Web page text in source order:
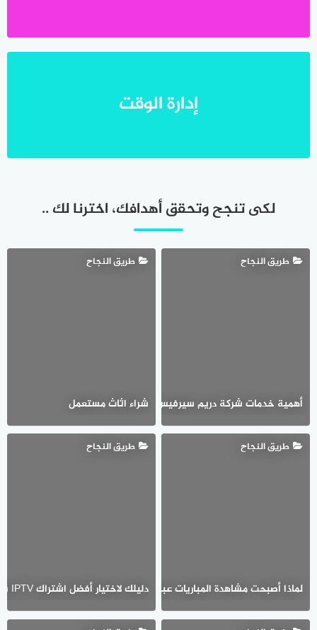
إدارة الوقت
لكى تنجح وتحقق أهدافك، اخترنا لك ..
طريق النجاح
أهمية خدمات شركة دريم سيرفيس | كيف تساهم الخدمات المتخصصة في
طريق النجاح
شراء اثاث مستعمل
طريق النجاح
لماذا أصبحت مشاهدة المباريات عبر الإنترنت جزءًا من الحياة اليومية
طريق النجاح
دليلك لاختيار أفضل اشتراك IPTV بين سمارترز وهولك وفالكون